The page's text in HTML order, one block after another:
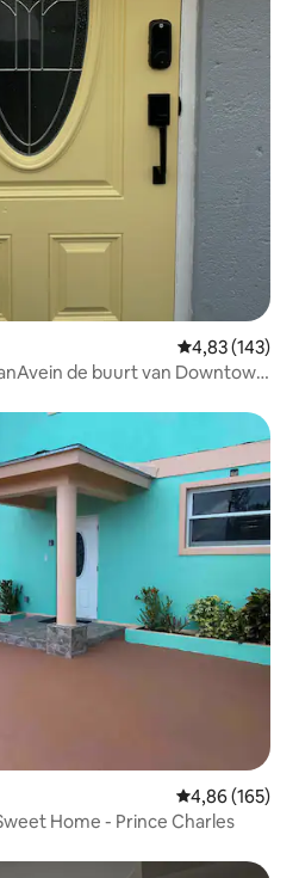
Gemiddelde
4,83 (143)
de buurt van Downtown
Gemiddelde
4,86 (165)
Home - Prince Charles